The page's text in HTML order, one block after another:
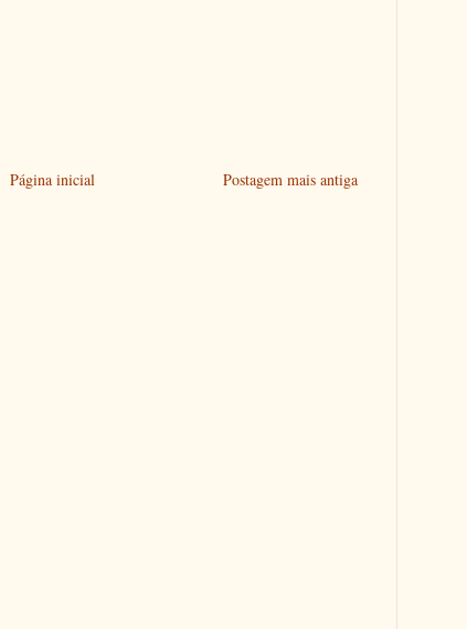
Postagem mais antiga
Página inicial